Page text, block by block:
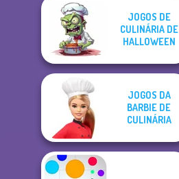
JOGOS DE
CULINÁRIA DE
HALLOWEEN
JOGOS DA
BARBIE DE
CULINÁRIA